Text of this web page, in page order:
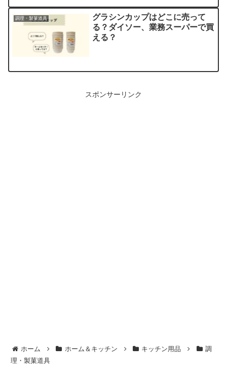
調理・製菓道具
グラシンカップはどこに売って
る？ダイソー、業務スーパーで買
える？
スポンサーリンク
ホーム ホーム＆キッチン キッチン用品
調
理・製菓道具